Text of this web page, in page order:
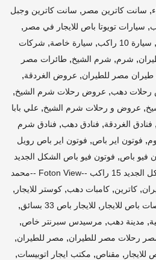
, سانت كاترين مصر , سانت كاترين وجبل
, سيارات تويوتا باص للايجار في مصر ,
, سيارة 10 راكب , سيارة خاصة, شركات
, شرم, شرم الشيخ, طائرات مصر
طيران مصر للطيران, عروض الغردقة,
دهب, عروض رحلات شرم الشيخ,
, عروض و رحلات شرم الشيخ, علي بابا
, فنادق الغردقة, فنادق دهب, فنادق شرم
, فوتون اير باص, فوتون اير باص رويل
فيو باص, فوتون فيو باص الشكل الجديد
فوتون فيو باص الشكل الجديد 15 راكب --Foton View --محمد
, كاترين, كامبات دهب, كوستر للايجار ,
باص للايجار , للايجار باص 33 بسائق ,
, مدينة دهب, مرسيدس سبرنتر خاص,
رحلات مصر للطيران, مصر للطيران,
, مقناص, مكتب ايجار اتوبيسات,